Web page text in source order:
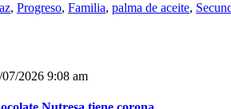
, Progreso, Familia, palma de aceite,
2026 9:08 am